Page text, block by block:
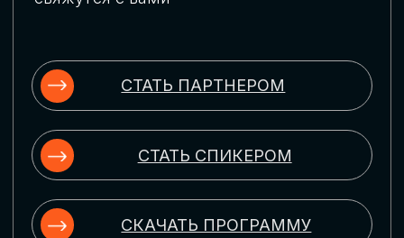
ИСКУССТВЕННЫЙ
Узнаем как компании адаптируются к
новой ИИ-реальности. Как ИИ-
сотрудники становятся
«полноправными» членами команды, как
ИИ-помощники забирают на себя рутину
и как можно значительно увеличить
производительность без огромных
затрат на нейросети
ЦИФРОВИЗАЦИЯ
УПРАВЛЕНИЯ ПЕРСОНАЛОМ